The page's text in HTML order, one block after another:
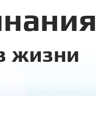
жизни